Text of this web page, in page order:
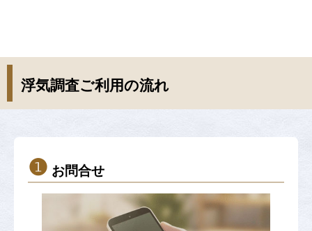
浮気調査ご利用の流れ
❶ お問合せ